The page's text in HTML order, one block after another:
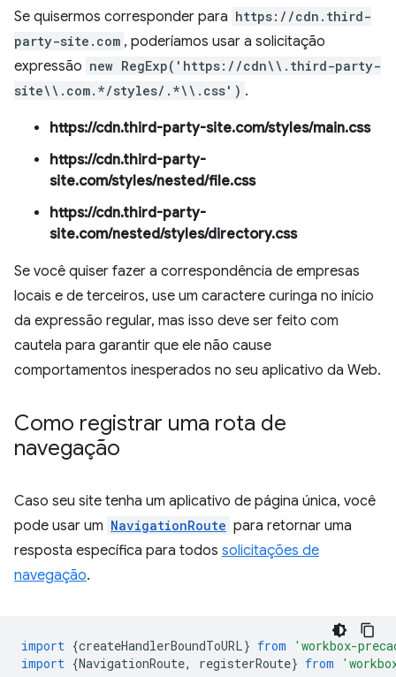
Se quisermos corresponder para https://cdn.third-
party-site.com , poderíamos usar a solicitação
expressão new RegExp('https://cdn\\.third-party-
site\\.com.*/styles/.*\\.css') .
https://cdn.third-party-site.com/styles/main.css
https://cdn.third-party-
site.com/styles/nested/file.css
https://cdn.third-party-
site.com/nested/styles/directory.css
Se você quiser fazer a correspondência de empresas
locais e de terceiros, use um caractere curinga no início
da expressão regular, mas isso deve ser feito com
cautela para garantir que ele não cause
comportamentos inesperados no seu aplicativo da Web.
Como registrar uma rota de
navegação
Caso seu site tenha um aplicativo de página única, você
pode usar um NavigationRoute para retornar uma
resposta específica para todos solicitações de
navegação.
import {createHandlerBoundToURL} from
'workbox-
import {NavigationRoute, registerRoute} from